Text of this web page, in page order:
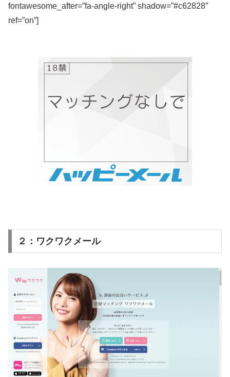
fontawesome_after=”fa-angle-right” shadow=”#c62828″
ref=”on”]
２：ワクワクメール